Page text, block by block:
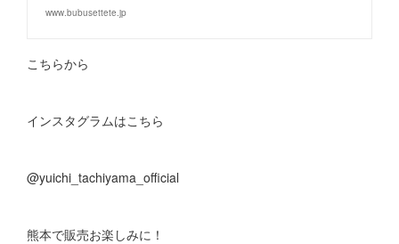
www.bubusettete.jp
こちらから
インスタグラムはこちら
@yuichi_tachiyama_official
熊本で販売お楽しみに！